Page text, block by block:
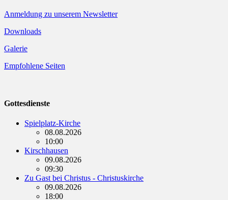
Anmeldung zu unserem Newsletter
Downloads
Galerie
Empfohlene Seiten
Gottesdienste
Spielplatz-Kirche
08.08.2026
10:00
Kirschhausen
09.08.2026
09:30
Zu Gast bei Christus - Christuskirche
09.08.2026
18:00